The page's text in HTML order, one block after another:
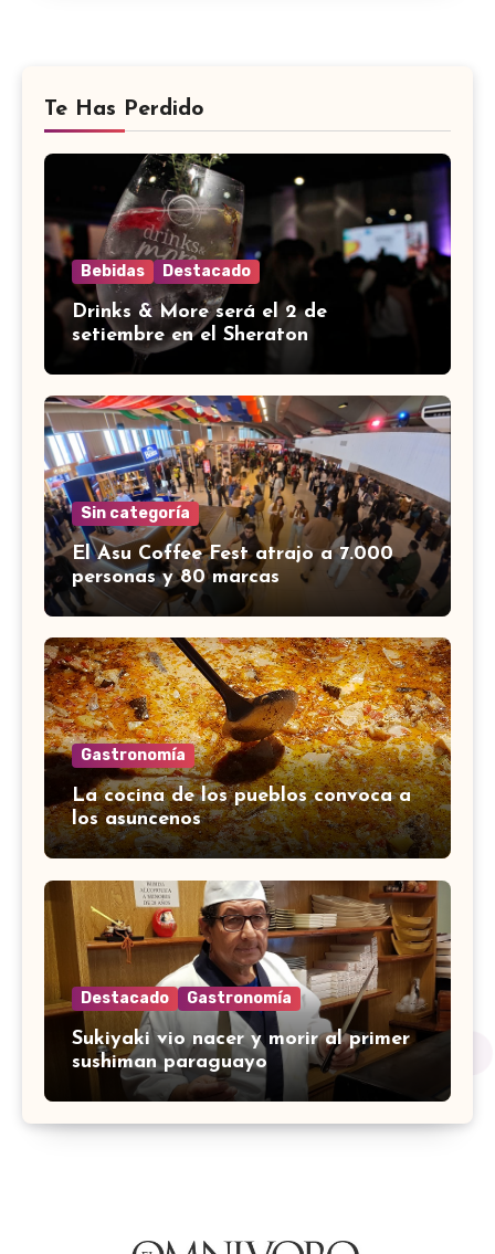
Te Has Perdido
Bebidas Destacado
Drinks & More será el 2 de
setiembre en el Sheraton
Sin categoría
El Asu Coffee Fest atrajo a 7.000
personas y 80 marcas
Gastronomía
La cocina de los pueblos convoca a
los asuncenos
Destacado Gastronomía
Sukiyaki vio nacer y morir al primer
sushiman paraguayo